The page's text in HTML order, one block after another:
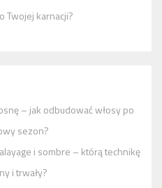
Twojej karnacji?
– jak odbudować włosy po
sezon?
i sombre – którą technikę
i trwały?